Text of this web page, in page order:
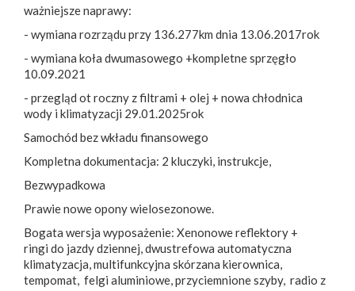
ważniejsze naprawy:
- wymiana rozrządu przy 136.277km dnia 13.06.2017rok
- wymiana koła dwumasowego +kompletne sprzęgło
10.09.2021
- przegląd ot roczny z filtrami + olej + nowa chłodnica
wody i klimatyzacji 29.01.2025rok
Samochód bez wkładu finansowego
Kompletna dokumentacja: 2 kluczyki, instrukcje,
Bezwypadkowa
Prawie nowe opony wielosezonowe.
Bogata wersja wyposażenie: Xenonowe reflektory +
ringi do jazdy dziennej, dwustrefowa automatyczna
klimatyzacja, multifunkcyjna skórzana kierownica,
tempomat, felgi aluminiowe, przyciemnione szyby, radio z